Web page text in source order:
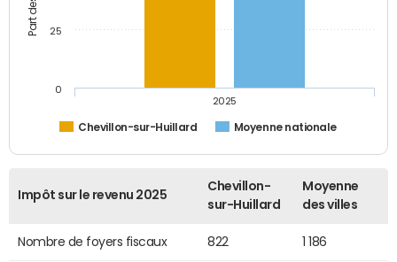
Chevillon-sur-Huillard Moyenne nationale
2025
0
25
Impôt sur le revenu 2025
Chevillon-
sur-Huillard
Moyenne
des villes
Nombre de foyers fiscaux 822 1 186